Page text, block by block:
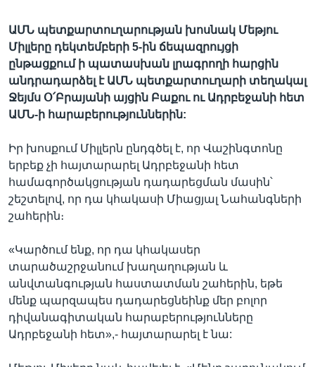
ԱՄՆ պետքարտուղարության խոսնակ Մեթյու
Միլլերը դեկտեմբերի 5-ին ճեպազրույցի
ընթացքում ի պատասխան լրագրողի հարցին
անդրադարձել է ԱՄՆ պետքարտուղարի տեղակալ
Ջեյմս Օ՛Բրայանի այցին Բաքու ու Ադրբեջանի հետ
ԱՄՆ-ի հարաբերություններին:
Իր խոսքում Միլլերն ընդգծել է, որ Վաշինգտոնը
երբեք չի հայտարարել Ադրբեջանի հետ
համագործակցության դադարեցման մասին՝
շեշտելով, որ դա կհակասի Միացյալ Նահանգների
շահերին։
«Կարծում ենք, որ դա կհակասեր
տարածաշրջանում խաղաղության և
անվտանգության հաստատման շահերին, եթե
մենք պարզապես դադարեցնեինք մեր բոլոր
դիվանագիտական հարաբերությունները
Ադրբեջանի հետ»,- հայտարարել է նա: